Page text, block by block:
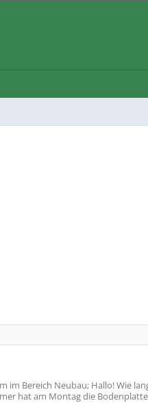
im Bereich Neubau; Hallo! Wie
hat am Montag die